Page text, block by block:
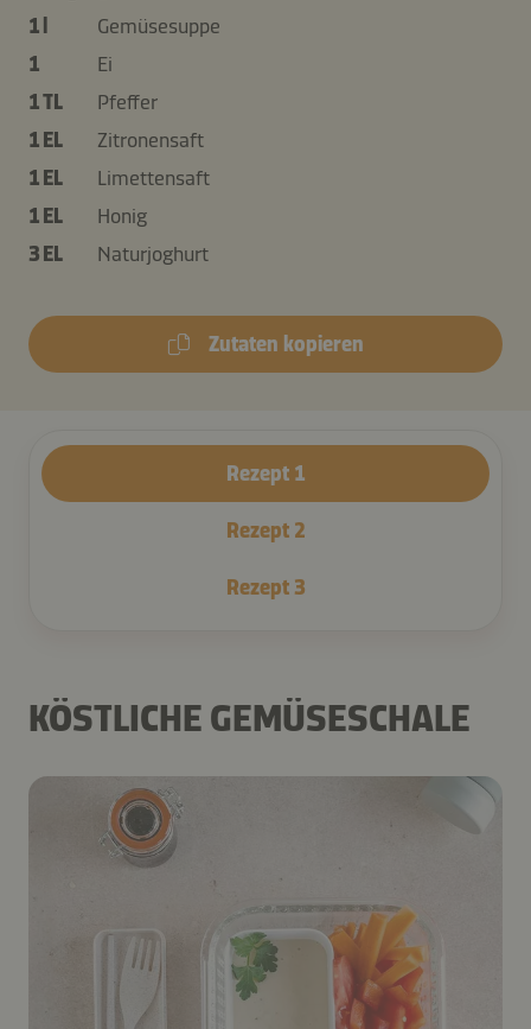
1 l
Gemüsesuppe
1
Ei
1 TL
Pfeffer
1 EL
Zitronensaft
1 EL
Limettensaft
1 EL
Honig
3 EL
Naturjoghurt
Zutaten kopieren
Rezept 1
Rezept 2
Rezept 3
KÖSTLICHE GEMÜSESCHALE